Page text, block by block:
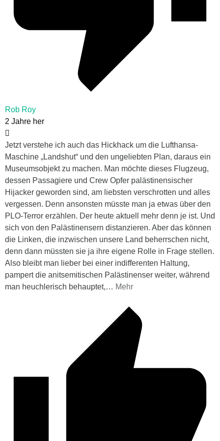
Rob Roy
2 Jahre her
Jetzt verstehe ich auch das Hickhack um die Lufthansa-
Maschine „Landshut“ und den ungeliebten Plan, daraus ein
Museumsobjekt zu machen. Man möchte dieses Flugzeug,
dessen Passagiere und Crew Opfer palästinensischer
Hijacker geworden sind, am liebsten verschrotten und alles
vergessen. Denn ansonsten müsste man ja etwas über den
PLO-Terror erzählen. Der heute aktuell mehr denn je ist. Und
sich von den Palästinensern distanzieren. Aber das können
die Linken, die inzwischen unsere Land beherrschen nicht,
denn dann müssten sie ja ihre eigene Rolle in Frage stellen.
Also bleibt man lieber bei einer indifferenten Haltung,
pampert die anitsemitischen Palästinenser weiter, während
man heuchlerisch behauptet,… Mehr